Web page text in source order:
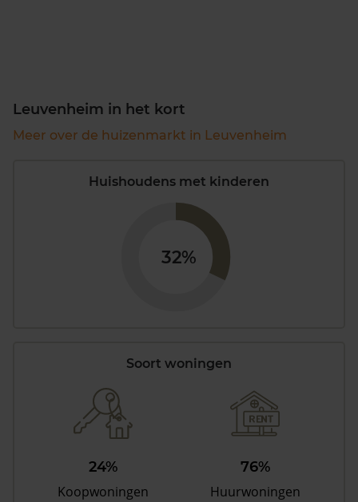
Leuvenheim in het kort
Meer over de huizenmarkt in Leuvenheim
Huishoudens met kinderen
32%
Soort woningen
24%
Koopwoningen
76%
Huurwoningen